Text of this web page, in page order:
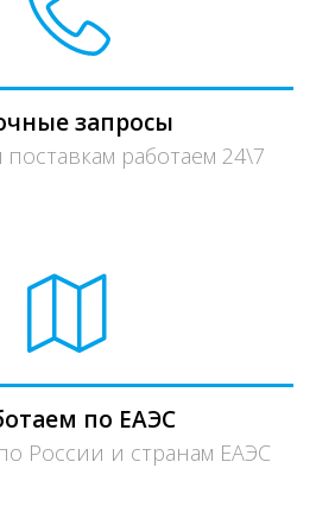
запросы
работаем 24\7
по ЕАЭС
России и странам ЕАЭС